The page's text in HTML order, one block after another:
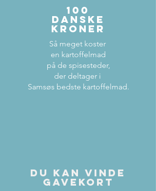
100
danske
kroner
Så meget koster
en kartoffelmad
på de spisesteder,
der deltager i
Samsøs bedste kartoffelmad.
du kan vinde
gavekort